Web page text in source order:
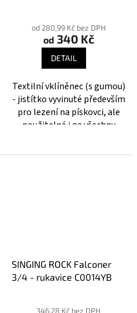
hodnocení
produktu
5
hvězdiček.
od 280,99 Kč bez DPH
od 340 Kč
DETAIL
Textilní vklíněnec (s gumou)
- jistítko vyvinuté především
pro lezení na pískovci, ale
použitelné i na všechny
SINGING ROCK Falconer
3/4 - rukavice C0014YB
hodnocení346,28 Kč bez DPH